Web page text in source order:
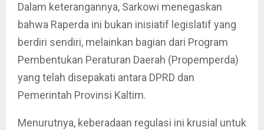
Dalam keterangannya, Sarkowi menegaskan
bahwa Raperda ini bukan inisiatif legislatif yang
berdiri sendiri, melainkan bagian dari Program
Pembentukan Peraturan Daerah (Propemperda)
yang telah disepakati antara DPRD dan
Pemerintah Provinsi Kaltim.
Menurutnya, keberadaan regulasi ini krusial untuk